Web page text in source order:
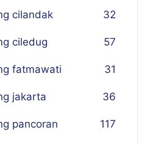
cilandak 32
ciledug 57
fatmawati 31
jakarta 36
pancoran 117